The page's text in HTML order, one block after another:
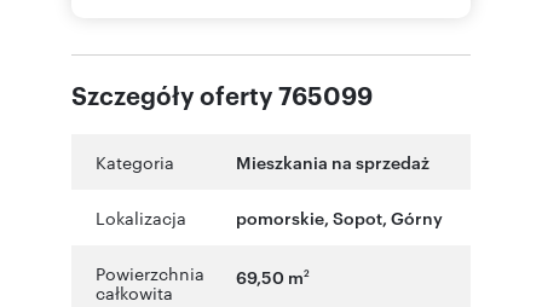
Szczegóły oferty 765099
Kategoria Mieszkania na sprzedaż
Lokalizacja pomorskie, Sopot, Górny
Powierzchnia
całkowita
69,50 m2